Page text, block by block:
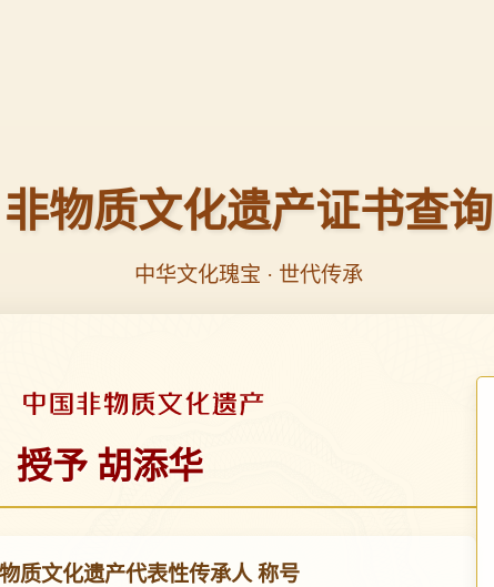
非物质文化遗产证书查询
中华文化瑰宝 · 世代传承
授予 胡添华
质文化遗产代表性传承人 称号